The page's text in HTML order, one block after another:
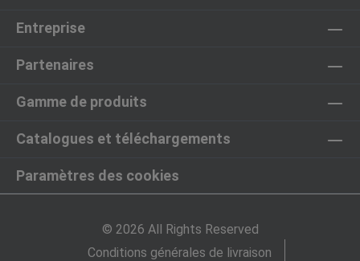
Entreprise
Partenaires
Gamme de produits
Catalogues et téléchargements
Paramètres des cookies
© 2026 All Rights Reserved
Conditions générales de livraison